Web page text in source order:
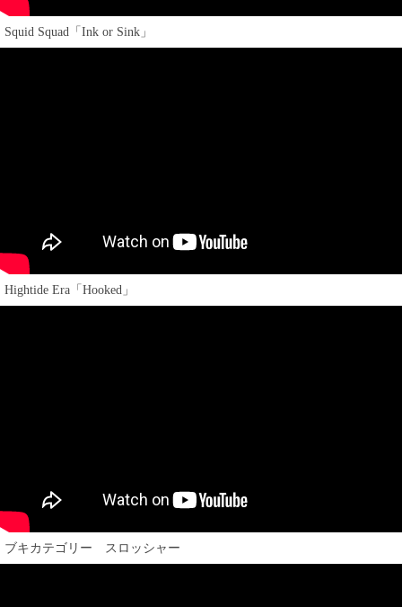
Squid Squad「Ink or Sink」
Hightide Era「Hooked」
ブキカテゴリー スロッシャー